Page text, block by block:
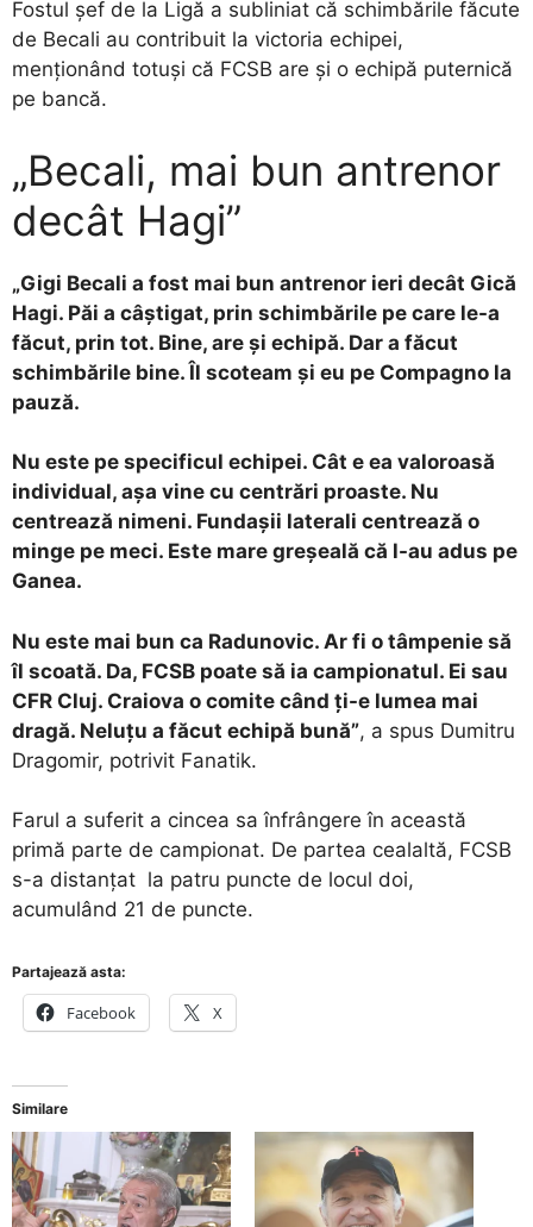
Fostul șef de la Ligă a subliniat că schimbările făcute
de Becali au contribuit la victoria echipei,
menționând totuși că FCSB are și o echipă puternică
pe bancă.
„Becali, mai bun antrenor
decât Hagi”
„Gigi Becali a fost mai bun antrenor ieri decât Gică
Hagi. Păi a câştigat, prin schimbările pe care le-a
făcut, prin tot. Bine, are şi echipă. Dar a făcut
schimbările bine. Îl scoteam şi eu pe Compagno la
pauză.
Nu este pe specificul echipei. Cât e ea valoroasă
individual, aşa vine cu centrări proaste. Nu
centrează nimeni. Fundaşii laterali centrează o
minge pe meci. Este mare greşeală că l-au adus pe
Ganea.
Nu este mai bun ca Radunovic. Ar fi o tâmpenie să
îl scoată. Da, FCSB poate să ia campionatul. Ei sau
CFR Cluj. Craiova o comite când ţi-e lumea mai
dragă. Neluţu a făcut echipă bună”, a spus Dumitru
Dragomir, potrivit Fanatik.
Farul a suferit a cincea sa înfrângere în această
primă parte de campionat. De partea cealaltă, FCSB
s-a distanțat la patru puncte de locul doi,
acumulând 21 de puncte.
Partajează asta:
Facebook X
Similare